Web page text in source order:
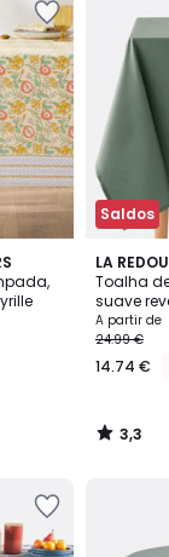
Saldos
LA
Toalha
suave
A partir de
24.99 €
14.74 €
3,3
/ 5
8
Cores
3,3
/